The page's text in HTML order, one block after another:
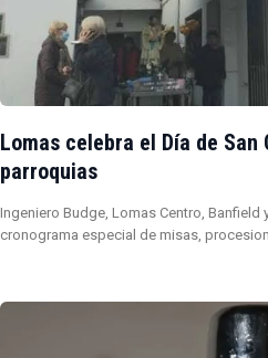
Lomas celebra el Día de
parroquias
Ingeniero Budge, Lomas Centro, Banfield
cronograma especial de misas,